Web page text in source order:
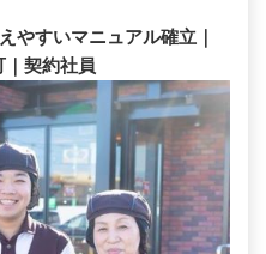
やすいマニュアル確立｜
｜契約社員